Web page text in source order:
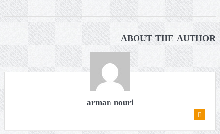
ABOUT THE AUTHOR
arman nouri